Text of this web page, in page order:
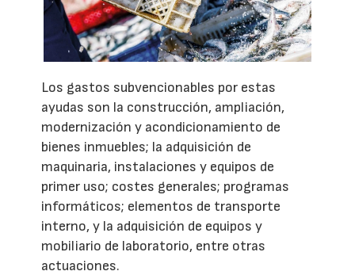
Los gastos subvencionables por estas
ayudas son la construcción, ampliación,
modernización y acondicionamiento de
bienes inmuebles; la adquisición de
maquinaria, instalaciones y equipos de
primer uso; costes generales; programas
informáticos; elementos de transporte
interno, y la adquisición de equipos y
mobiliario de laboratorio, entre otras
actuaciones.